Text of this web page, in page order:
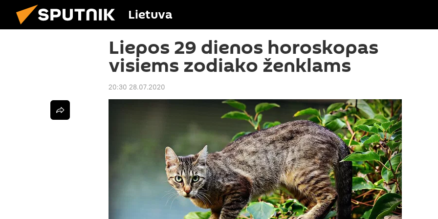
Lietuva
Liepos 29 dienos horoskopas
visiems zodiako ženklams
20:30 28.07.2020